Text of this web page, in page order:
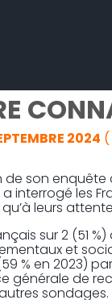
2024
son enquête
a interrogé les
leurs
sur 2 (51
et
% en 2023)
générale de
sondages.